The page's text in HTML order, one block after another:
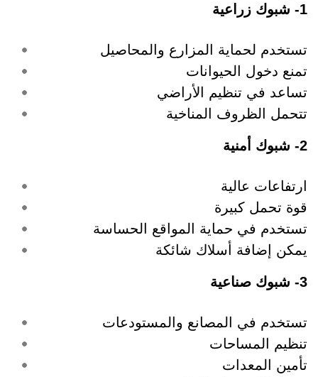
1- شبوك زراعية
تستخدم لحماية المزارع والمحاصيل
تمنع دخول الحيوانات
تساعد في تنظيم الأراضي
تتحمل الظروف المناخية
2- شبوك أمنية
ارتفاعات عالية
قوة تحمل كبيرة
تستخدم في حماية المواقع الحساسة
يمكن إضافة أسلاك شائكة
3- شبوك صناعية
تستخدم في المصانع والمستودعات
تنظيم المساحات
تأمين المعدات